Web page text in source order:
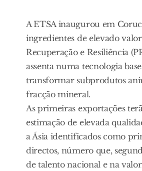
A ETSA inaugurou em
ingredientes de elevado
Recuperação e Resiliência
assenta numa tecnologia
transformar subprodutos
fracção mineral.
As primeiras exportações
estimação de elevada
a Ásia identificados como
directos, número que,
de talento nacional e na